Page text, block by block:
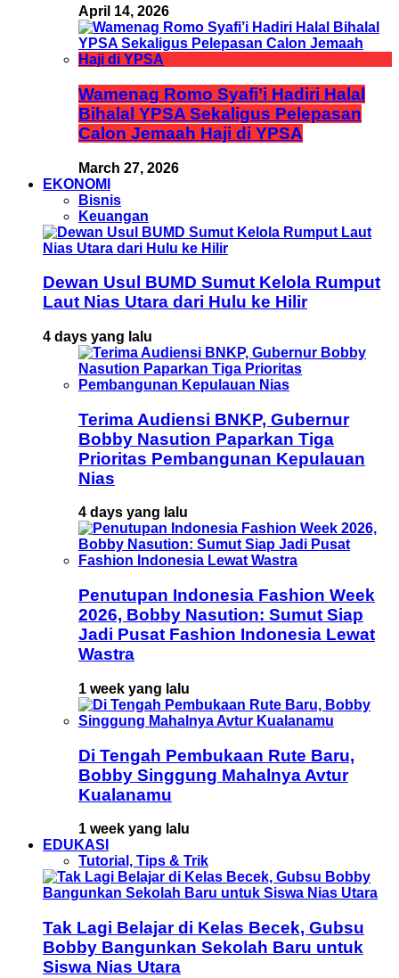
April 14, 2026
Wamenag Romo Syafi’i Hadiri Halal
Bihalal YPSA Sekaligus Pelepasan
Calon Jemaah Haji di YPSA
March 27, 2026
EKONOMI
Bisnis
Keuangan
Dewan Usul BUMD Sumut Kelola Rumput
Laut Nias Utara dari Hulu ke Hilir
4 days yang lalu
Terima Audiensi BNKP, Gubernur
Bobby Nasution Paparkan Tiga
Prioritas Pembangunan Kepulauan
Nias
4 days yang lalu
Penutupan Indonesia Fashion Week
2026, Bobby Nasution: Sumut Siap
Jadi Pusat Fashion Indonesia Lewat
Wastra
1 week yang lalu
Di Tengah Pembukaan Rute Baru,
Bobby Singgung Mahalnya Avtur
Kualanamu
1 week yang lalu
EDUKASI
Tutorial, Tips & Trik
Tak Lagi Belajar di Kelas Becek, Gubsu
Bobby Bangunkan Sekolah Baru untuk
Siswa Nias Utara